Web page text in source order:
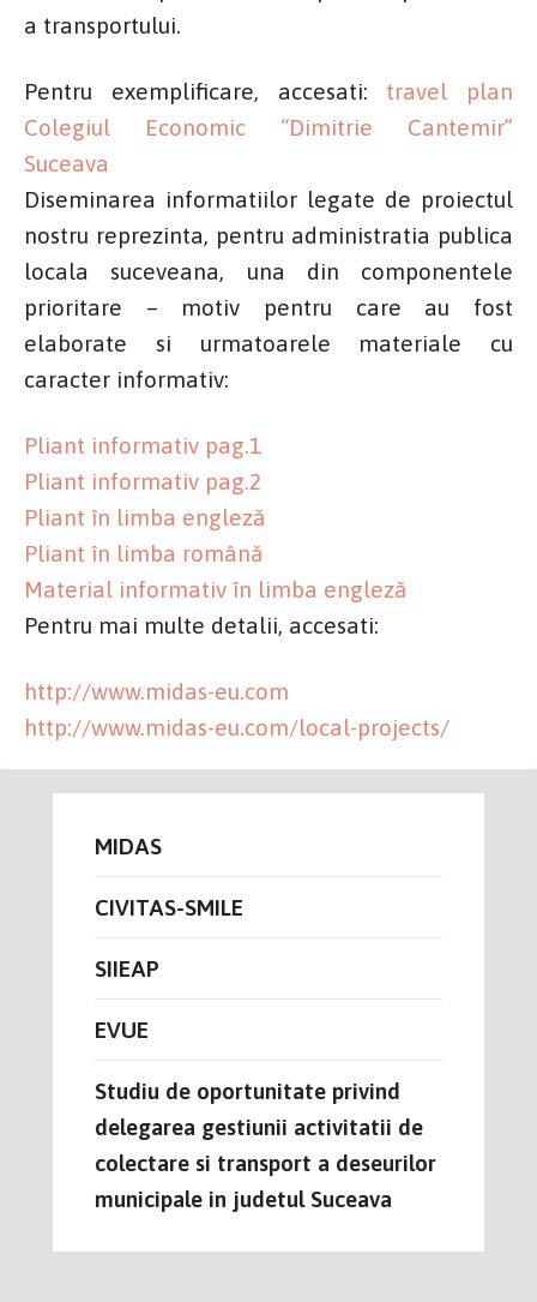
a transportului.
Pentru exemplificare, accesati: travel plan
Colegiul Economic “Dimitrie Cantemir”
Suceava
Diseminarea informatiilor legate de proiectul
nostru reprezinta, pentru administratia publica
locala suceveana, una din componentele
prioritare – motiv pentru care au fost
elaborate si urmatoarele materiale cu
caracter informativ:
Pliant informativ pag.1
Pliant informativ pag.2
Pliant în limba engleză
Pliant în limba română
Material informativ în limba engleză
Pentru mai multe detalii, accesati:
http://www.midas-eu.com
http://www.midas-eu.com/local-projects/
MIDAS
CIVITAS-SMILE
SIIEAP
EVUE
Studiu de oportunitate privind
delegarea gestiunii activitatii de
colectare si transport a deseurilor
municipale in judetul Suceava